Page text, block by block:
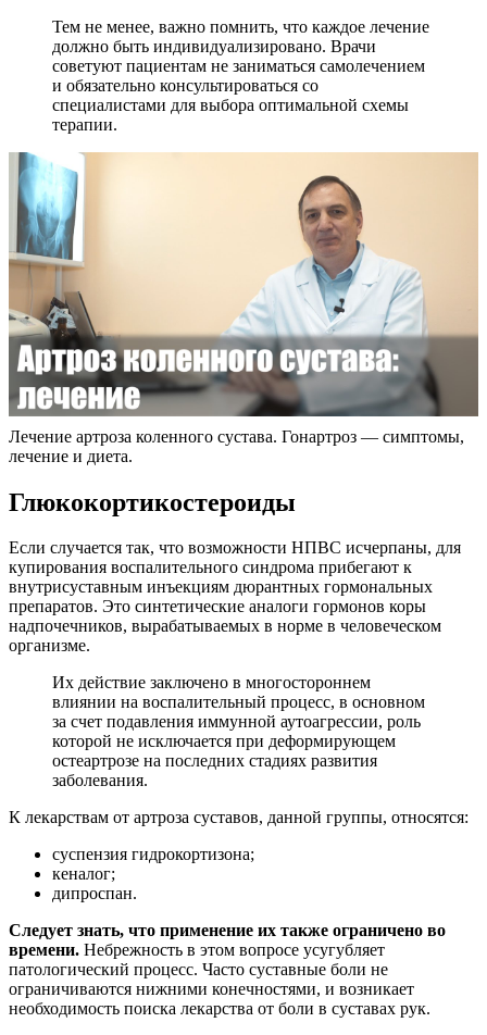
Тем не менее, важно помнить, что каждое лечение
должно быть индивидуализировано. Врачи
советуют пациентам не заниматься самолечением
и обязательно консультироваться со
специалистами для выбора оптимальной схемы
терапии.
Лечение артроза коленного сустава. Гонартроз — симптомы,
лечение и диета.
Глюкокортикостероиды
Если случается так, что возможности НПВС исчерпаны, для
купирования воспалительного синдрома прибегают к
внутрисуставным инъекциям дюрантных гормональных
препаратов. Это синтетические аналоги гормонов коры
надпочечников, вырабатываемых в норме в человеческом
организме.
Их действие заключено в многостороннем
влиянии на воспалительный процесс, в основном
за счет подавления иммунной аутоагрессии, роль
которой не исключается при деформирующем
остеартрозе на последних стадиях развития
заболевания.
К лекарствам от артроза суставов, данной группы, относятся:
суспензия гидрокортизона;
кеналог;
дипроспан.
Следует знать, что применение их также ограничено во
времени. Небрежность в этом вопросе усугубляет
патологический процесс. Часто суставные боли не
ограничиваются нижними конечностями, и возникает
необходимость поиска лекарства от боли в суставах рук.